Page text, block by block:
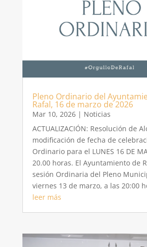
Pleno Ordinario del
Rafal, 16 de marzo de 2026
Mar 10, 2026| Noticias
ACTUALIZACIÓN: Resolución de
modificación de fecha de
Ordinario para el LUNES 16 DE
20.00 horas. El Ayuntamiento de
sesión Ordinaria del Pleno
viernes 13 de marzo, a las 20:00
leer más